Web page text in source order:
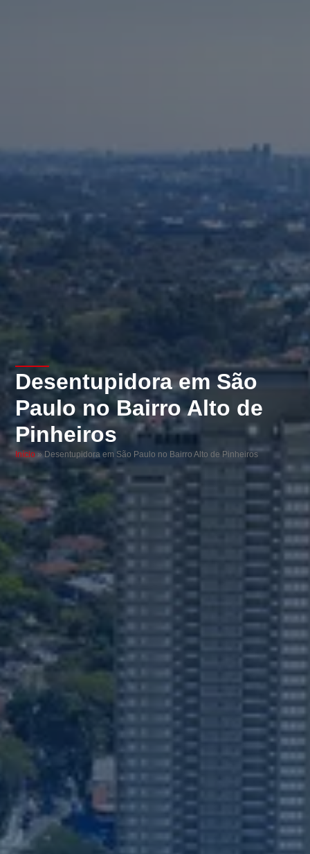
Desentupidora em São
Paulo no Bairro Alto de
Pinheiros
Início»Desentupidora em São Paulo no Bairro Alto de Pinheiros